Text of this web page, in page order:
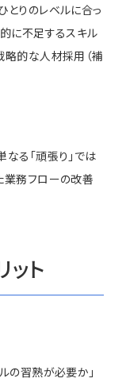
とりのレベルに合っ
に不足するスキル
略的な人材採用（補
る「頑張り」では
業務フローの改善
ット
の習熟が必要か」